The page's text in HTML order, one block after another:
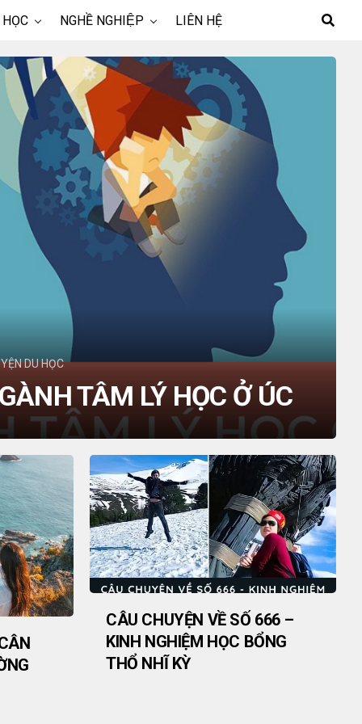
NGHỀ NGHIỆP LIÊN HỆ
DU HỌC
TÂM LÝ HỌC Ở ÚC
CÂU CHUYỆN VỀ SỐ 666 –
KINH NGHIỆM HỌC BỔNG
THỔ NHĨ KỲ